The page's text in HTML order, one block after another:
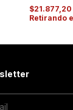
$21.877,20
Retirando